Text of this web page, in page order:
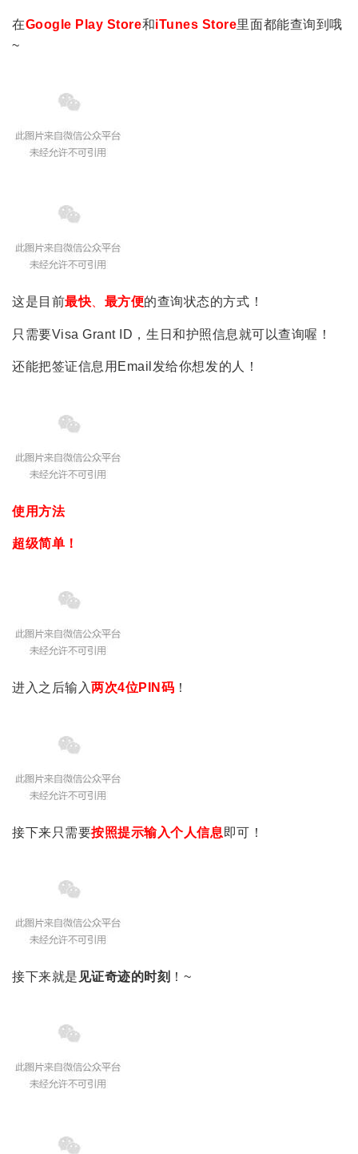
在Google Play Store和iTunes Store里面都能查询到哦
~
这是目前最快 最方便的查询状态的方式！
只需要Visa Grant ID，生日和护照信息就可以查询喔！
还能把签证信息用Email发给你想发的人！
使用方法
超级简单！
进入之后输入两次4位PIN码 ！
接下来只需要按照提示输入个人信息 即可！
接下来就是 见证奇迹的时刻 ！~